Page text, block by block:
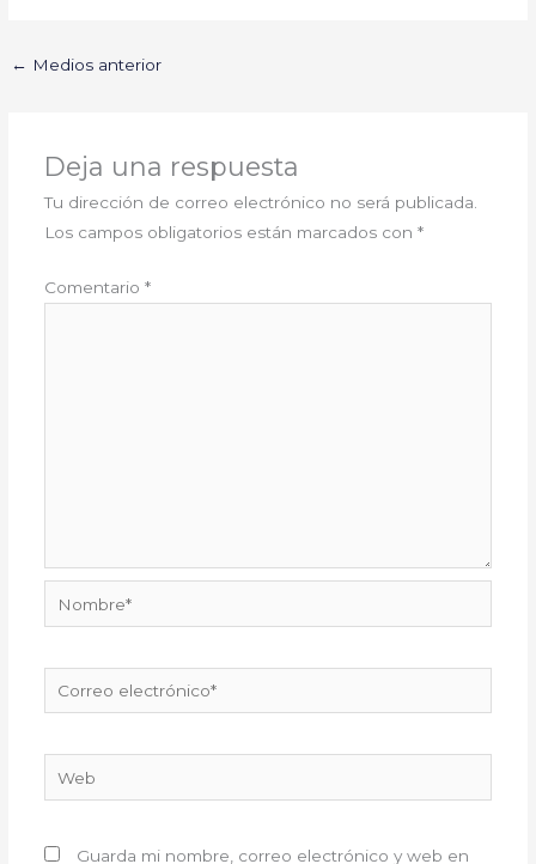
← Medios anterior
Deja una respuesta
Tu dirección de correo electrónico no será publicada.
Los campos obligatorios están marcados con *
Comentario *
Nombre*
electrónico*
Guarda mi nombre, correo electrónico y web en